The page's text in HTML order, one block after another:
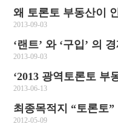
왜 토론토 부동산이
2013-09-03
‘랜트’ 와 ‘구입’ 의
2013-09-03
‘2013 광역토론토 부
2013-06-13
최종목적지 “토론토”
2012-05-09